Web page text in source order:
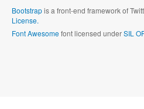
Bootstrapis a front-end framework of
License.
Font Awesomefont licensed underSIL